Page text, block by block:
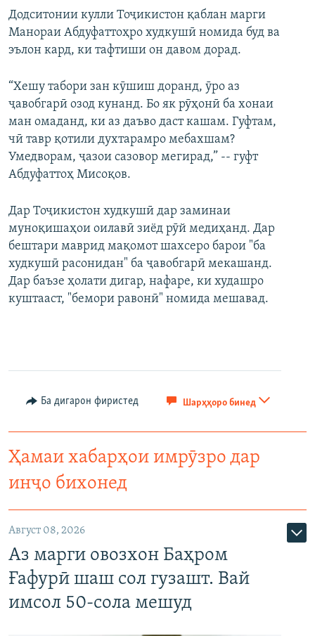
Додситонии кулли Тоҷикистон қаблан марги
Манораи Абдуфаттоҳро худкушӣ номида буд ва
эълон кард, ки тафтиши он давом дорад.
“Хешу табори зан кӯшиш доранд, ӯро аз
ҷавобгарӣ озод кунанд. Бо як рӯҳонӣ ба хонаи
ман омаданд, ки аз даъво даст кашам. Гуфтам,
чӣ тавр қотили духтарамро мебахшам?
Умедворам, ҷазои сазовор мегирад,” -- гуфт
Абдуфаттоҳ Мисоқов.
Дар Тоҷикистон худкушӣ дар заминаи
муноқишаҳои оилавӣ зиёд рӯй медиҳанд. Дар
бештари маврид мақомот шахсеро барои "ба
худкушӣ расонидан" ба ҷавобгарӣ мекашанд.
Дар баъзе ҳолати дигар, нафаре, ки худашро
куштааст, "бемори равонӣ" номида мешавад.
Ба дигарон фиристед Шарҳҳоро бинед
Ҳамаи хабарҳои имрӯзро дар
инҷо бихонед
Август 08, 2026
Аз марги овозхон Баҳром
Ғафурӣ шаш сол гузашт. Вай
имсол 50-сола мешуд